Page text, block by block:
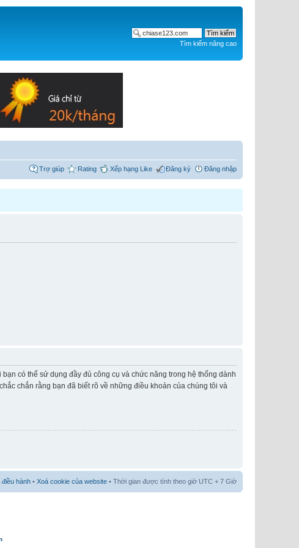
Tìm kiếm nâng cao
Trợ giúp Rating Xếp hạng Like Đăng ký Đăng nhập
có thể sử dụng đầy đủ công cụ và chức năng trong hệ thống dành
chắn rằng bạn đã biết rõ về những điều khoản của chúng tôi và
điều hành • Xoá cookie của website • Thời gian được tính theo giờ UTC + 7 Giờ